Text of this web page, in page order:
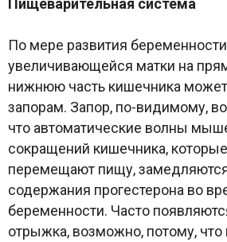
Пищеварительная система
По мере развития
увеличивающейся матки на
нижнюю часть кишечника может
запорам. Запор, по-видимому,
что автоматические волны
сокращений кишечника,
перемещают пищу,
содержания прогестерона во
беременности. Часто
отрыжка, возможно, потому, что